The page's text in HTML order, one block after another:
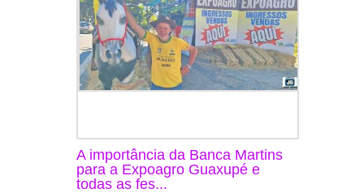
A importância da Banca Martins
para a Expoagro Guaxupé e
todas as fes...